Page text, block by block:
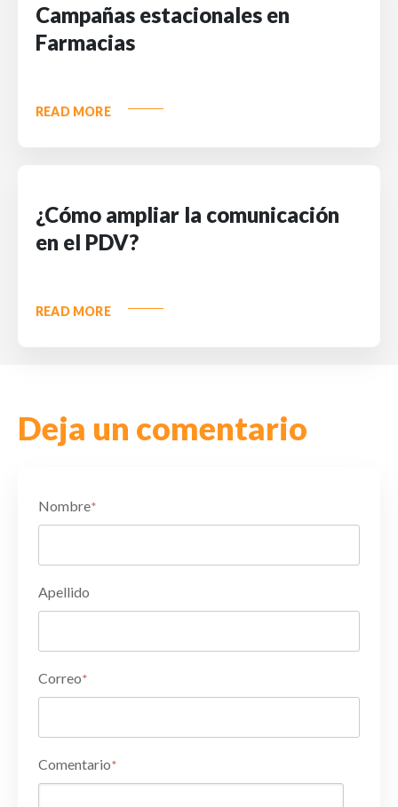
Campañas estacionales en
Farmacias
READ MORE
¿Cómo ampliar la comunicación
en el PDV?
READ MORE
Deja un comentario
Nombre*
Apellido
Correo*
Comentario*